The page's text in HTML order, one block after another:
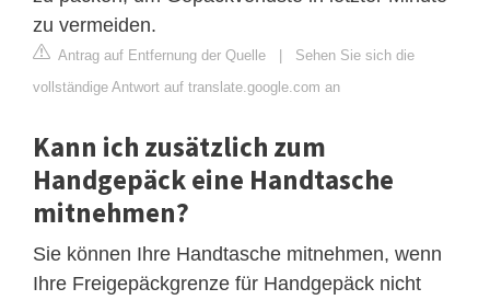
zu vermeiden.
Antrag auf Entfernung der Quelle | Sehen Sie sich die
vollständige Antwort auf translate.google.com an
Kann ich zusätzlich zum
Handgepäck eine Handtasche
mitnehmen?
Sie können Ihre Handtasche mitnehmen, wenn
Ihre Freigepäckgrenze für Handgepäck nicht